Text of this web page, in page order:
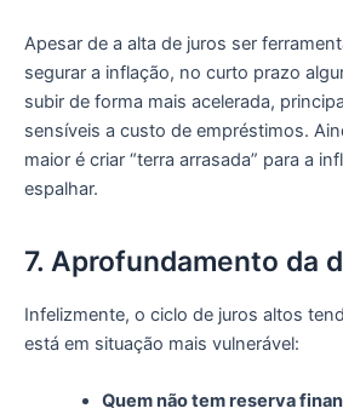
Apesar de a alta de juros ser
segurar a inflação, no curto prazo
subir de forma mais acelerada,
sensíveis a custo de empréstimos.
maior é criar “terra arrasada” para a
espalhar.
7. Aprofundamento da
Infelizmente, o ciclo de juros altos
está em situação mais vulnerável:
Quem não tem reserva